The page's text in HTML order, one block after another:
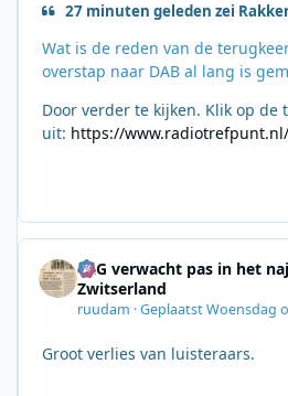
27 minuten geleden zei
Wat is de reden van de
overstap naar DAB al lang is
Door verder te kijken. Klik op
uit: https://
SRG verwacht pas in het
Zwitserland
ruudam ·GeplaatstWoensdag
Groot verlies van luisteraars.